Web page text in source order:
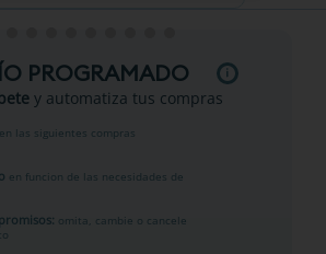
PROGRAMADO
y automatiza tus compras
en las siguientes compras
en funcion de las necesidades de
omita, cambie o cancele